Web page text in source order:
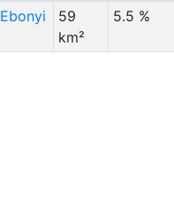
Ebonyi
59
km²
5.5 %